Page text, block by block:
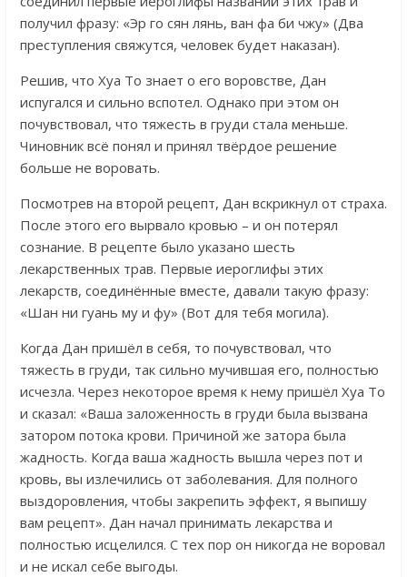
получил фразу: «Эр го сян лянь, ван фа би чжу» (Два
преступления свяжутся, человек будет наказан).
Решив, что Хуа То знает о его воровстве, Дан
испугался и сильно вспотел. Однако при этом он
почувствовал, что тяжесть в груди стала меньше.
Чиновник всё понял и принял твёрдое решение
больше не воровать.
Посмотрев на второй рецепт, Дан вскрикнул от страха.
После этого его вырвало кровью – и он потерял
сознание. В рецепте было указано шесть
лекарственных трав. Первые иероглифы этих
лекарств, соединённые вместе, давали такую фразу:
«Шан ни гуань му и фу» (Вот для тебя могила).
Когда Дан пришёл в себя, то почувствовал, что
тяжесть в груди, так сильно мучившая его, полностью
исчезла. Через некоторое время к нему пришёл Хуа То
и сказал: «Ваша заложенность в груди была вызвана
затором потока крови. Причиной же затора была
жадность. Когда ваша жадность вышла через пот и
кровь, вы излечились от заболевания. Для полного
выздоровления, чтобы закрепить эффект, я выпишу
вам рецепт». Дан начал принимать лекарства и
полностью исцелился. С тех пор он никогда не воровал
и не искал себе выгоды.